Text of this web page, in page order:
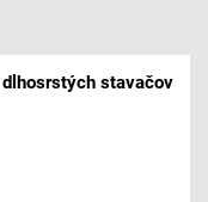
stavačov